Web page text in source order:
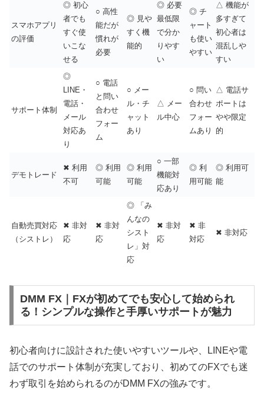
スマホアプリ
の評価
◎ 初心
者でも
すぐ使
いこな
せる
○ 高性
能だが
慣れが
必要
◎ 見や
すく機
能的
◎ 必要
最低限
で分か
りやす
い
◎ チ
ャート
も使い
やすい
△ 機能が
多すぎて
初心者は
混乱しや
すい
サポート体制
◎
LINE・
電話・
メール
対応あ
り
○ 電話
と問い
合わせ
フォー
ム
○ メー
ル・チ
ャット
あり
△ メー
ル中心
○ 問い
合わせ
フォー
ムあり
△ 電話サ
ポートは
やや限定
的
デモトレード
✖ 利用
不可
◎ 利用
可能
◎ 利用
可能
○ 一部
機能対
応あり
◎ 利
用可能
◎ 利用可
能
自動売買対応
（シストレ）
✖ 非対
応
✖ 非対
応
◎ 「み
んなの
シスト
レ」対
応
✖ 非対
応
✖ 非
対応
✖ 非対応
DMM FX｜FXが初めてでも安心して始められ
る！シンプルな操作と手厚いサポートが魅力
初心者向けに設計された使いやすいツールや、LINEや電
話でのサポート体制が充実しており、初めてのFXでも迷
わず取引を始められるのがDMM FXの強みです。